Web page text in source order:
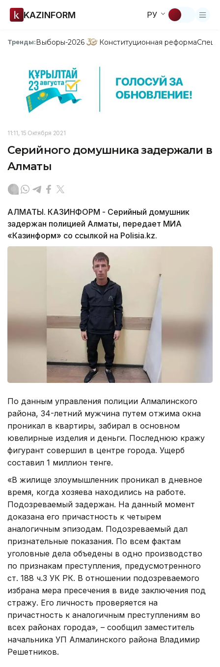
KAZINFORM РУ
Тренды:Выборы-2026 Конституционная реформа
11:11, 15 Октября 2021
Серийного домушника задержали в
Алматы
АЛМАТЫ. КАЗИНФОРМ - Серийный домушник
задержан полицией Алматы, передает МИА
«Казинформ» со ссылкой на Polisia.kz.
По данным управления полиции Алмалинского
района, 34-летний мужчина путем отжима окна
проникал в квартиры, забирал в основном
ювелирные изделия и деньги. Последнюю кражу
фигурант совершил в центре города. Ущерб
составил 1 миллион тенге.
«В жилище злоумышленник проникал в дневное
время, когда хозяева находились на работе.
Подозреваемый задержан. На данный момент
доказана его причастность к четырем
аналогичным эпизодам. Подозреваемый дал
признательные показания. По всем фактам
уголовные дела объедены в одно производство
по признакам преступления, предусмотренного
ст. 188 ч.3 УК РК. В отношении подозреваемого
избрана мера пресечения в виде заключения под
стражу. Его личность проверяется на
причастность к аналогичным преступлениям во
всех районах города», – сообщил заместитель
начальника УП Алмалинского района Владимир
Решетников.